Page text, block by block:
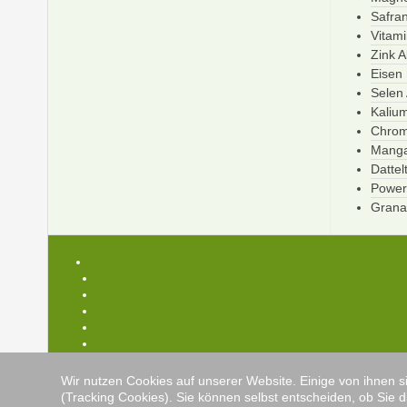
Zink
Eisen
Selen
Wir nutzen Cookies auf unserer Website. Einige von ihnen
(Tracking Cookies). Sie können selbst entscheiden, ob Sie